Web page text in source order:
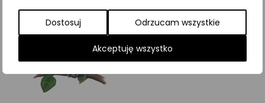
Dostosuj Odrzucam wszystkie
Akceptuję wszystko